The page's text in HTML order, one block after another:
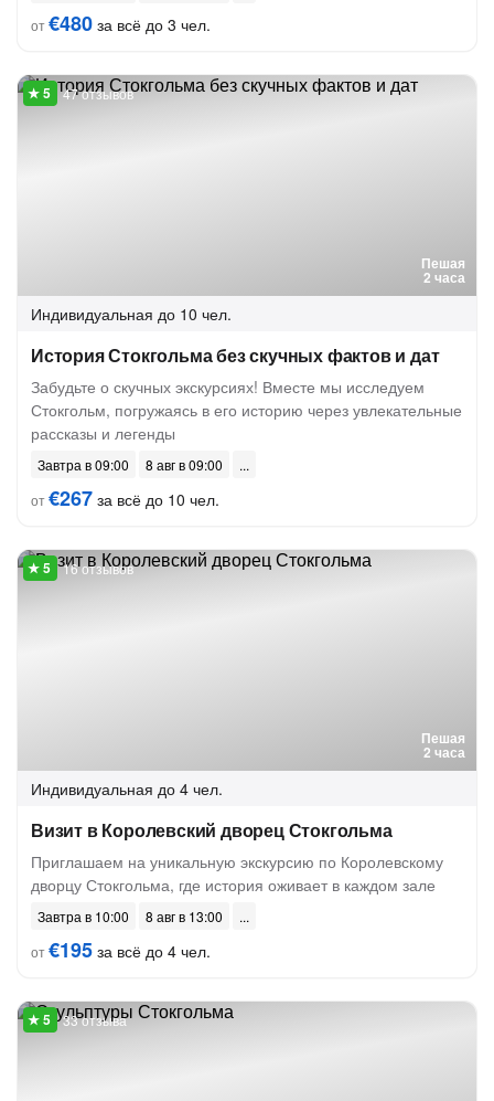
от€480 за всё до 3 чел.
Пешая
2 часа
47 отзывов
Индивидуальная до 10 чел.
История Стокгольма без скучных фактов и дат
Забудьте о скучных экскурсиях! Вместе мы исследуем
Стокгольм, погружаясь в его историю через увлекательные
рассказы и легенды
Завтра в 09:00
8 авг в 09:00
от€267 за всё до 10 чел.
Пешая
2 часа
16 отзывов
Индивидуальная до 4 чел.
Визит в Королевский дворец Стокгольма
Приглашаем на уникальную экскурсию по Королевскому
дворцу Стокгольма, где история оживает в каждом зале
Завтра в 10:00
8 авг в 13:00
от€195 за всё до 4 чел.
33 отзыва